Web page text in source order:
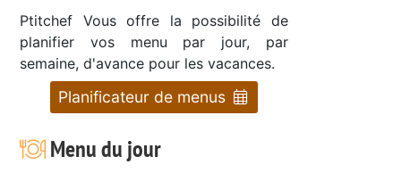
Ptitchef Vous offre la possibilité de
planifier vos menu par jour, par
semaine, d'avance pour les vacances.
Planificateur de menus
Menu du jour